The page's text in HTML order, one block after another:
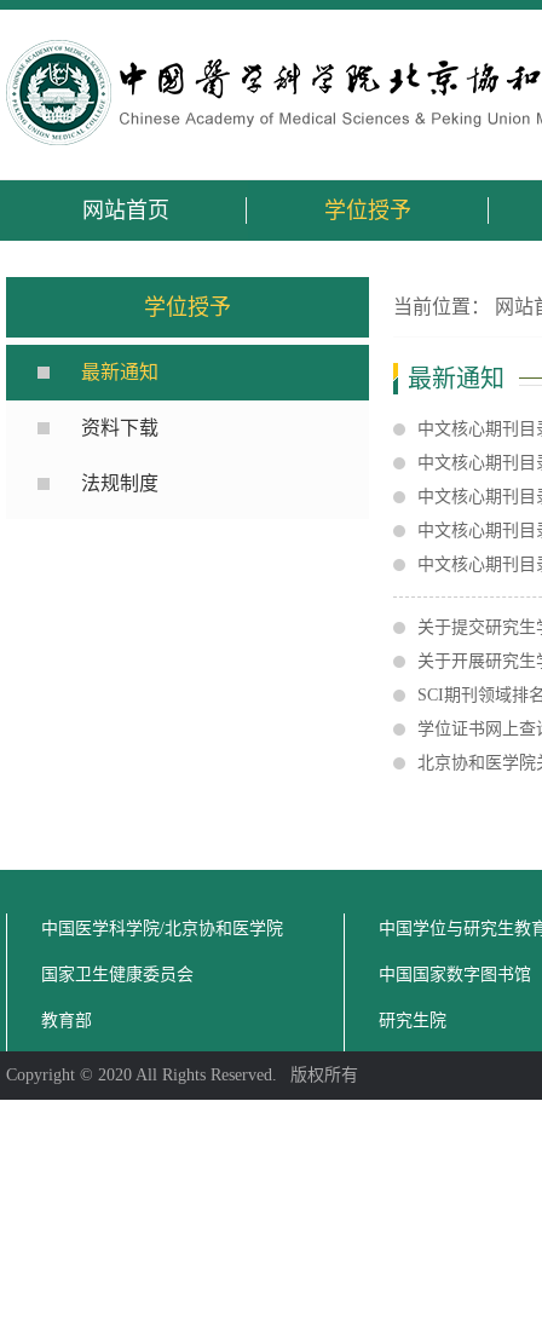
网站首页 学位授予
学位授予
最新通知
资料下载
法规制度
当前位置： 网站
最新通知
中文核心期刊目
中文核心期刊目
中文核心期刊目
中文核心期刊目
中文核心期刊目
关于提交研究
关于开展研究
SCI期刊领域排
学位证书网上查
北京协和医学院
中国医学科学院/北京协和医学院
国家卫生健康委员会
教育部
中国学位与研究生教
中国国家数字图书馆
研究生院
Copyright © 2020 All Rights Reserved. 版权所有